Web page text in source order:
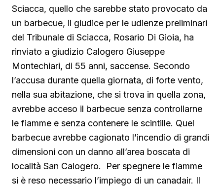
Sciacca, quello che sarebbe stato provocato da
un barbecue, il giudice per le udienze preliminari
del Tribunale di Sciacca, Rosario Di Gioia, ha
rinviato a giudizio Calogero Giuseppe
Montechiari, di 55 anni, saccense. Secondo
l’accusa durante quella giornata, di forte vento,
nella sua abitazione, che si trova in quella zona,
avrebbe acceso il barbecue senza controllarne
le fiamme e senza contenere le scintille. Quel
barbecue avrebbe cagionato l’incendio di grandi
dimensioni con un danno all’area boscata di
località San Calogero. Per spegnere le fiamme
si è reso necessario l’impiego di un canadair. Il